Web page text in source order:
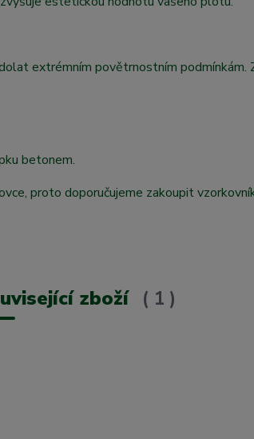
extrémním povětrnostním
betonem.
proto doporučujeme zakoupit
zboží 1